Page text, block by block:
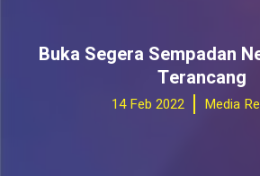
Buka Segera Sempadan
Terancang
14 Feb 2022 Media